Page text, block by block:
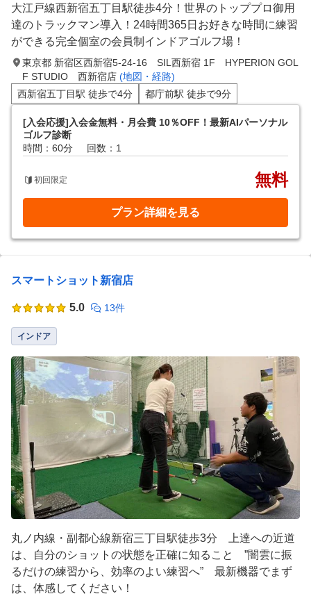
大江戸線西新宿五丁目駅徒歩4分！世界のトッププロ御用
達のトラックマン導入！24時間365日お好きな時間に練習
ができる完全個室の会員制インドアゴルフ場！
東京都 新宿区西新宿5-24-16 SIL西新宿 1F HYPERION GOL
F STUDIO 西新宿店 (地図・経路)
西新宿五丁目駅 徒歩で4分
都庁前駅 徒歩で9分
[入会応援]入会金無料・月会費 10％OFF！最新AIパーソナル
ゴルフ診断
時間：60分
回数：1
初回限定 無料
プラン詳細を見る
スマートショット新宿店
5.0 13件
インドア
丸ノ内線・副都心線新宿三丁目駅徒歩3分 上達への近道
は、自分のショットの状態を正確に知ること ”闇雲に振
るだけの練習から、効率のよい練習へ” 最新機器でまず
は、体感してください！